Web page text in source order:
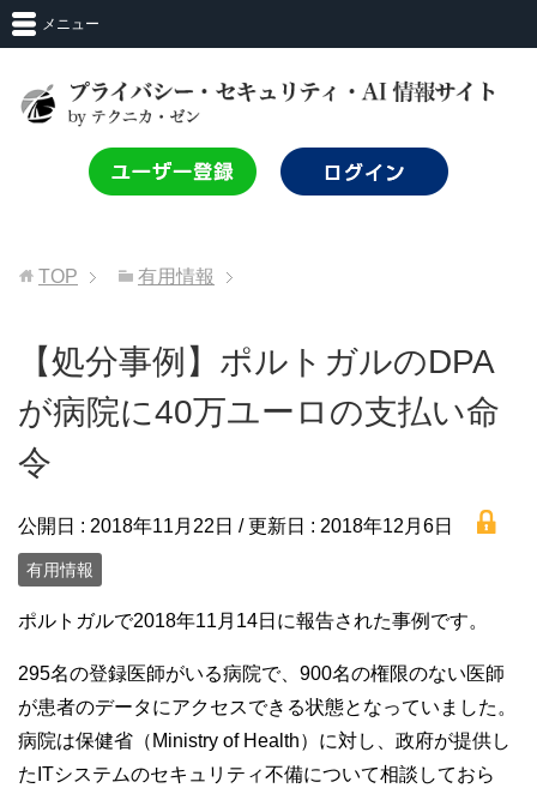
メニュー
TOP 有用情報
【処分事例】ポルトガルのDPA
が病院に40万ユーロの支払い命
令
公開日 : 2018年11月22日 / 更新日 : 2018年12月6日 lock
有用情報
ポルトガルで2018年11月14日に報告された事例です。
295名の登録医師がいる病院で、900名の権限のない医師
が患者のデータにアクセスできる状態となっていました。
病院は保健省（Ministry of Health）に対し、政府が提供し
たITシステムのセキュリティ不備について相談しておら